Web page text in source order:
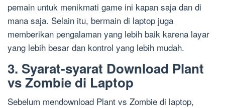
pemain untuk menikmati game ini kapan saja dan di
mana saja. Selain itu, bermain di laptop juga
memberikan pengalaman yang lebih baik karena layar
yang lebih besar dan kontrol yang lebih mudah.
3. Syarat-syarat Download Plant
vs Zombie di Laptop
Sebelum mendownload Plant vs Zombie di laptop,